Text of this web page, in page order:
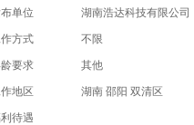
单位 湖南浩达科技有限公司
方式 不限
要求 其他
地区 湖南 邵阳 双清区
待遇